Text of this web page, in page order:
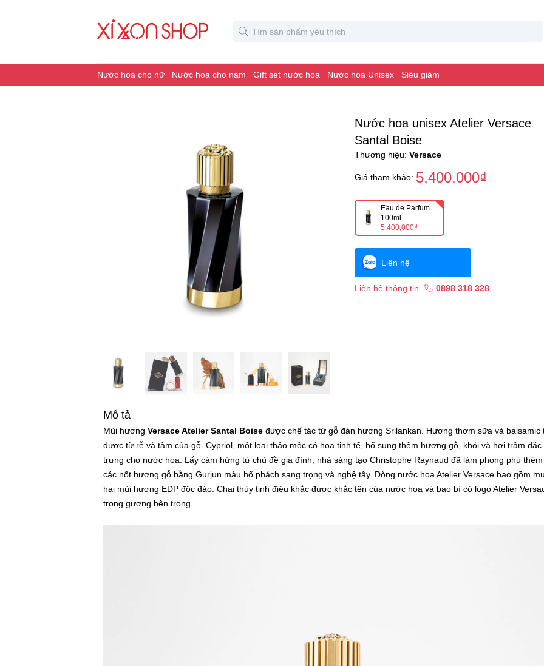
Nước hoa cho nữ Nước hoa cho nam Gift set nước hoa Nước hoa Unisex Siêu giảm
Nước hoa unisex Atelier Versace
Santal Boise
Thương hiệu: Versace
Giá tham khảo: 5,400,000₫
Eau de Parfum
100ml
5,400,000₫
Liên hệ
Liên hệ thông tin 0898 318 328
Mô tả
Mùi hương Versace Atelier Santal Boise được chế tác từ gỗ đàn hương Srilankan. Hương thơm sữa và balsamic
được từ rễ và tâm của gỗ. Cypriol, một loại thảo mộc có hoa tinh tế, bổ sung thêm hương gỗ, khói và hơi trầm đặc
trưng cho nước hoa. Lấy cảm hứng từ chủ đề gia đình, nhà sáng tạo Christophe Raynaud đã làm phong phú thêm
các nốt hương gỗ bằng Gurjun màu hổ phách sang trọng và nghệ tây. Dòng nước hoa Atelier Versace bao gồm
hai mùi hương EDP độc đáo. Chai thủy tinh điêu khắc được khắc tên của nước hoa và bao bì có logo Atelier
trong gương bên trong.